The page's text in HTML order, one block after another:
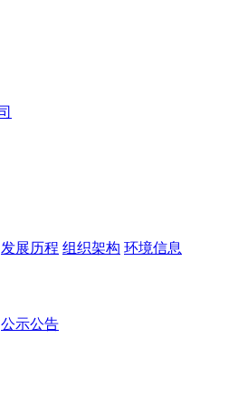
发展历程 组织架构 环境信息
公示公告